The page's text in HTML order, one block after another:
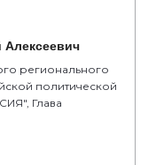
регионального
политической
Глава